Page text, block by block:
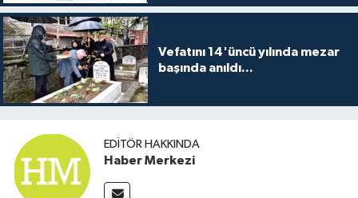
Vefatını 14'üncü yılında mezar
başında anıldı...
EDITÖR HAKKINDA
Haber Merkezi